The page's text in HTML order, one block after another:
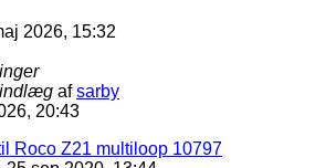
2026, 15:32
afsarby
20:43
Roco Z21 multiloop 10797